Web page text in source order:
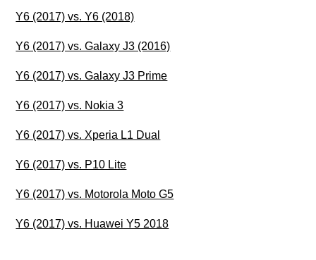
Y6 (2017) vs. Y6 (2018)
Y6 (2017) vs. Galaxy J3 (2016)
Y6 (2017) vs. Galaxy J3 Prime
Y6 (2017) vs. Nokia 3
Y6 (2017) vs. Xperia L1 Dual
Y6 (2017) vs. P10 Lite
Y6 (2017) vs. Motorola Moto G5
Y6 (2017) vs. Huawei Y5 2018